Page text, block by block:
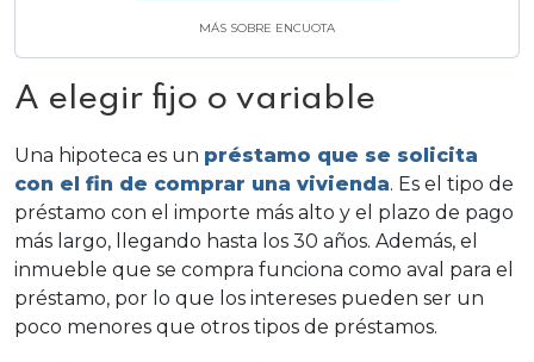
MÁS SOBRE ENCUOTA
A elegir fijo o variable
Una hipoteca es un préstamo que se solicita
con el fin de comprar una vivienda. Es el tipo de
préstamo con el importe más alto y el plazo de pago
más largo, llegando hasta los 30 años. Además, el
inmueble que se compra funciona como aval para el
préstamo, por lo que los intereses pueden ser un
poco menores que otros tipos de préstamos.